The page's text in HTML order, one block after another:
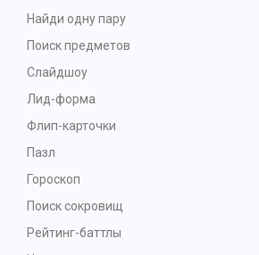
Найди одну пару
Поиск предметов
Слайдшоу
Лид-форма
Флип-карточки
Пазл
Гороскоп
Поиск сокровищ
Рейтинг-баттлы